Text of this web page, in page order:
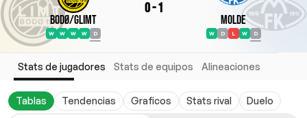
Bodø/Glimt
W W W W D
0-1
Molde
W D L W D
Stats de jugadores Stats de equipos Alineaciones
Tablas Tendencias Graficos Stats rival Duelo